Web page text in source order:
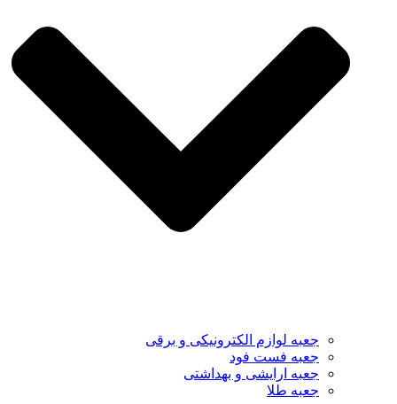
جعبه لوازم الکترونیکی و برقی
جعبه فست فود
جعبه ارایشی و بهداشتی
جعبه طلا